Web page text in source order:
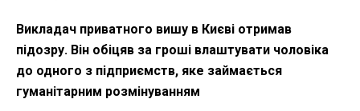
Викладач приватного вишу в Києві отримав
підозру. Він обіцяв за гроші влаштувати чоловіка
до одного з підприємств, яке займається
гуманітарним розмінуванням